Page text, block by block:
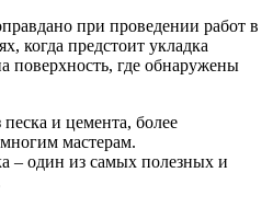
при проведении работ в
когда предстоит укладка
поверхность, где обнаружены
и цемента, более
мастерам.
– один из самых полезных и